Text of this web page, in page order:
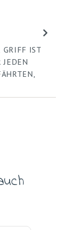
GRIFF IST
JEDEN